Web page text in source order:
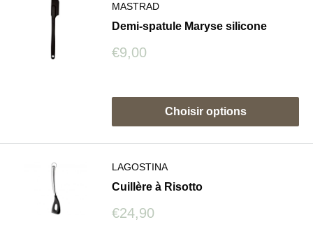
MASTRAD
Demi-spatule Maryse silicone
Prix
€9,00
Choisir options
LAGOSTINA
Cuillère à Risotto
Prix
€24,90